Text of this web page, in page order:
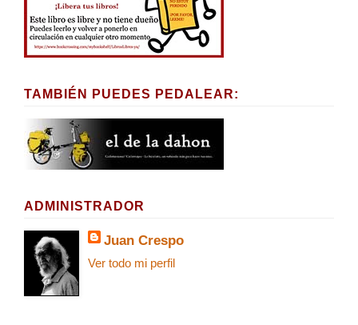
TAMBIÉN PUEDES PEDALEAR:
ADMINISTRADOR
Juan Crespo
Ver todo mi perfil